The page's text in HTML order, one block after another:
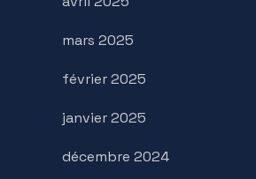
mars 2025
février 2025
janvier 2025
décembre 2024